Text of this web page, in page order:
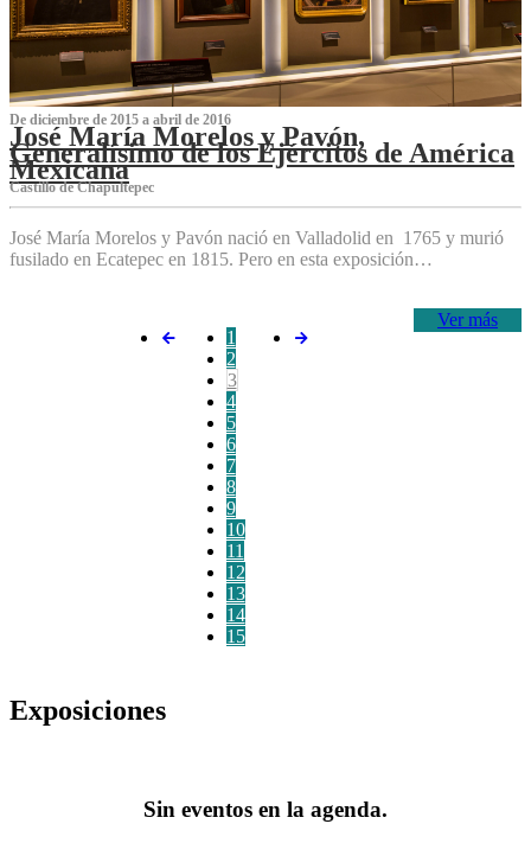
De diciembre de 2015 a abril de 2016
José María Morelos y Pavón,
Generalísimo de los Ejércitos de América
Mexicana
C‌astillo de Chapultepec
José María Morelos y Pavón nació en Valladolid en 1765 y murió
fusilado en Ecatepec en 1815. Pero en esta exposición…
Ver más
1
2
3
4
5
6
7
8
9
10
11
12
13
14
15
Exposiciones
Sin eventos en la agenda.